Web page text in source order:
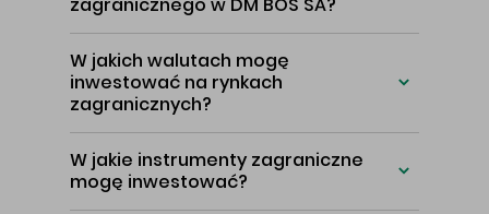
W jakich walutach mogę
inwestować na rynkach
zagranicznych?
W jakie instrumenty zagraniczne
mogę inwestować?